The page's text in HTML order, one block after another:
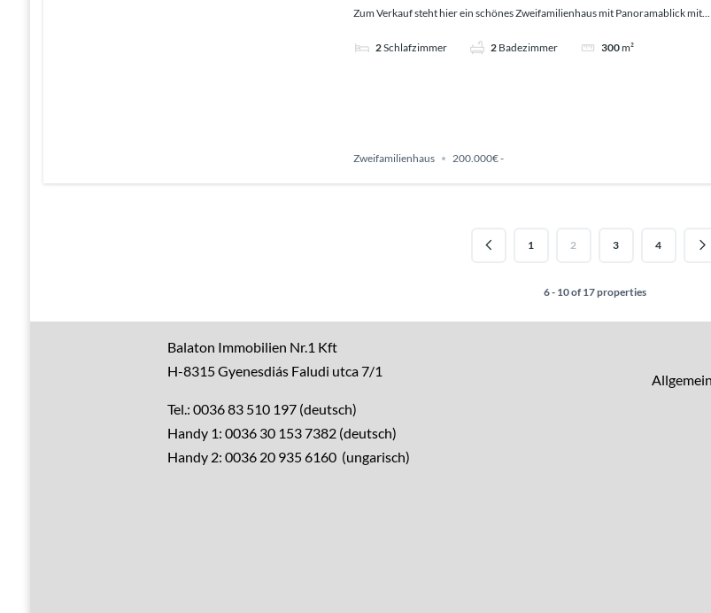
Zum Verkauf steht hier ein schönes Zweifamilienhaus mit Panoramablick mit...
2Schlafzimmer 2 Badezimmer 300m²
Zweifamilienhaus 200.000€ -
1 2 3 4
6 - 10 of 17 properties
Balaton Immobilien Nr.1 Kft
H-8315 Gyenesdiás Faludi utca 7/1
Tel.: 0036 83 510 197 (deutsch)
Handy 1: 0036 30 153 7382 (deutsch)
Handy 2: 0036 20 935 6160 (ungarisch)